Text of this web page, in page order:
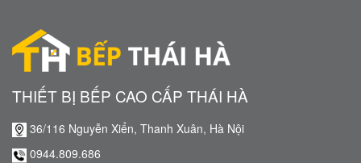
THIẾT BỊ BẾP CAO CẤP THÁI HÀ
36/116 Nguyễn Xiển, Thanh Xuân, Hà Nội
0944.809.686